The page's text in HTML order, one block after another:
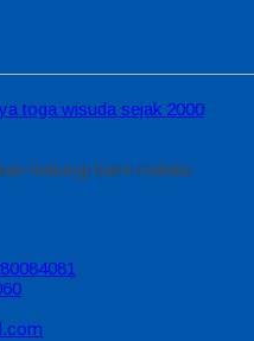
toga wisuda sejak 2000
hubungi kami melalui